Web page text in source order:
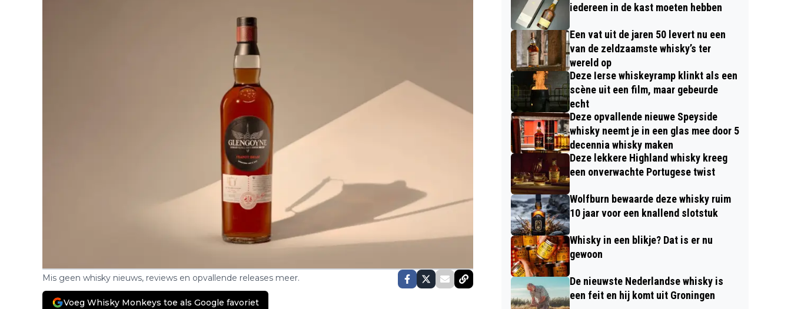
Mis geen whisky nieuws, reviews en opvallende releases meer.
Voeg Whisky Monkeys toe als Google favoriet
iedereen in de kast moeten hebben
Een vat uit de jaren 50 levert nu een
van de zeldzaamste whisky’s ter
wereld op
Deze Ierse whiskeyramp klinkt als een
scène uit een film, maar gebeurde
echt
Deze opvallende nieuwe Speyside
whisky neemt je in een glas mee door 5
decennia whisky maken
Deze lekkere Highland whisky kreeg
een onverwachte Portugese twist
Wolfburn bewaarde deze whisky ruim
10 jaar voor een knallend slotstuk
Whisky in een blikje? Dat is er nu
gewoon
De nieuwste Nederlandse whisky is
een feit en hij komt uit Groningen